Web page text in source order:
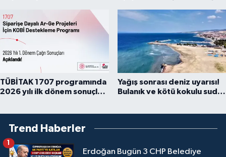
TÜBİTAK 1707 programında
2026 yılı ilk dönem sonuçları
Yağış sonrası deniz uyarısı!
Bulanık ve kötü kokulu suda
Trend Haberler
Erdoğan Bugün 3 CHP Belediye
1